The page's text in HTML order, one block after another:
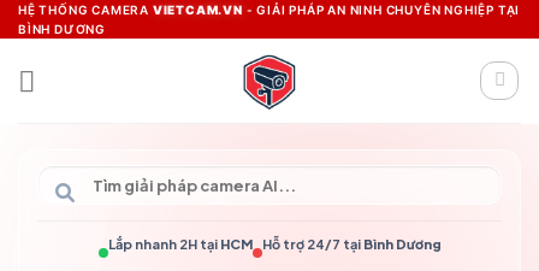
Skip
to
content
HỆ THỐNG CAMERA VIETCAM.VN - GIẢI PHÁP AN NINH CHUYÊN NGHIỆP TẠI
BÌNH DƯƠNG
Lắp nhanh 2H tại HCM Hỗ trợ 24/7 tại Bình Dương